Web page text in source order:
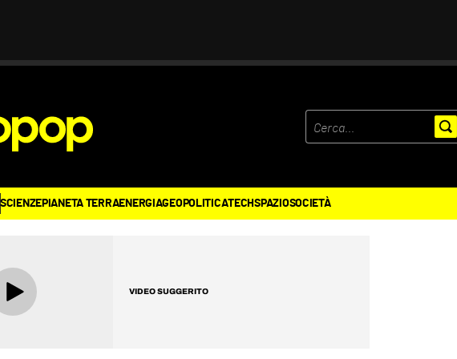
SCIENZEPIANETA TERRAENERGIAGEOPOLITICATECHSPAZIOSOCIETÀ
VIDEO SUGGERITO